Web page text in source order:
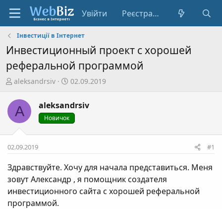
Увійти Реєстрація
Інвестиції в Інтернет
Инвестиционный проект с хорошей
реферальной программой
А
т
о
р
т
е
и
aleksandrsiv
Д
т
а
с
т
р
н
н
02.09.2019
A aleksandrsiv
Новичок
02.09.2019 #1
Здравствуйте. Хочу для начала представиться. Меня
зовут Александр , я помощник создателя
инвестиционного сайта с хорошей реферальной
программой.